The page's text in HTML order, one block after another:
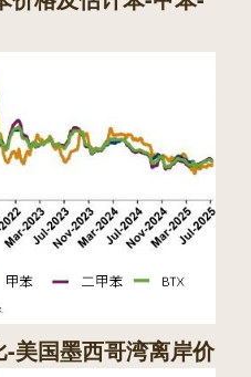
美国墨西哥湾离岸价